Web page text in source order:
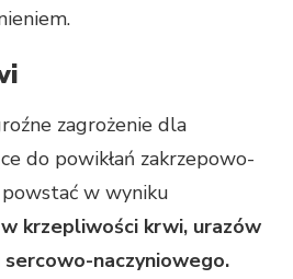
zagrożenie dla
do powikłań zakrzepowo-
w wyniku
krzepliwości krwi, urazów
sercowo-naczyniowego.